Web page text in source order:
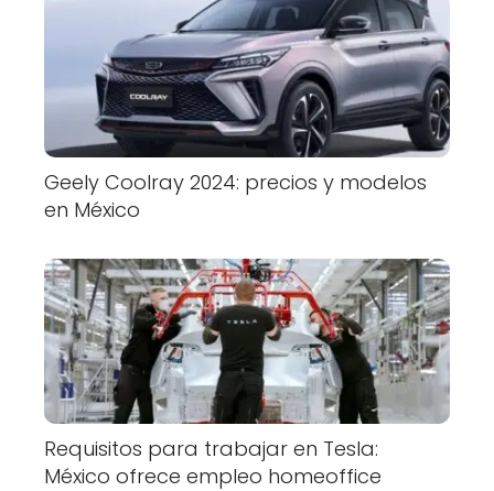
Geely Coolray 2024: precios y modelos
en México
Requisitos para trabajar en Tesla:
México ofrece empleo homeoffice